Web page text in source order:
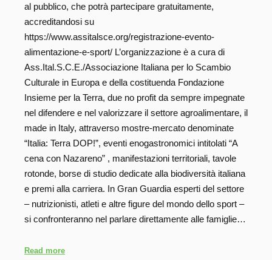
al pubblico, che potrà partecipare gratuitamente,
accreditandosi su
https://www.assitalsce.org/registrazione-evento-
alimentazione-e-sport/ L’organizzazione è a cura di
Ass.Ital.S.C.E./Associazione Italiana per lo Scambio
Culturale in Europa e della costituenda Fondazione
Insieme per la Terra, due no profit da sempre impegnate
nel difendere e nel valorizzare il settore agroalimentare, il
made in Italy, attraverso mostre-mercato denominate
“Italia: Terra DOP!”, eventi enogastronomici intitolati “A
cena con Nazareno” , manifestazioni territoriali, tavole
rotonde, borse di studio dedicate alla biodiversità italiana
e premi alla carriera. In Gran Guardia esperti del settore
– nutrizionisti, atleti e altre figure del mondo dello sport –
si confronteranno nel parlare direttamente alle famiglie…
Read more